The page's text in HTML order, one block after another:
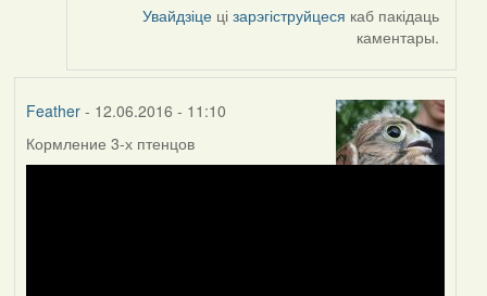
Увайдзіце цізарэгіструйцеся каб пакідаць
каментары.
Feather- 12.06.2016 - 11:10
Кормление 3-х птенцов